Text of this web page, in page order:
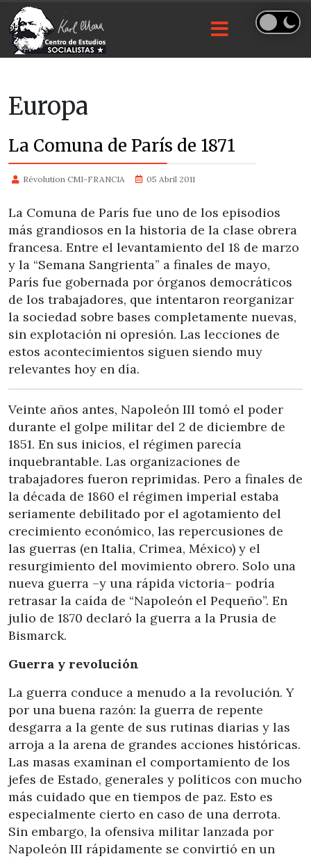
Europa
La Comuna de París de 1871
Révolution CMI-FRANCIA 05 Abril 2011
La Comuna de París fue uno de los episodios
más grandiosos en la historia de la clase obrera
francesa. Entre el levantamiento del 18 de marzo
y la “Semana Sangrienta” a finales de mayo,
París fue gobernada por órganos democráticos
de los trabajadores, que intentaron reorganizar
la sociedad sobre bases completamente nuevas,
sin explotación ni opresión. Las lecciones de
estos acontecimientos siguen siendo muy
relevantes hoy en día.
Veinte años antes, Napoleón III tomó el poder
durante el golpe militar del 2 de diciembre de
1851. En sus inicios, el régimen parecía
inquebrantable. Las organizaciones de
trabajadores fueron reprimidas. Pero a finales de
la década de 1860 el régimen imperial estaba
seriamente debilitado por el agotamiento del
crecimiento económico, las repercusiones de
las guerras (en Italia, Crimea, México) y el
resurgimiento del movimiento obrero. Solo una
nueva guerra –y una rápida victoria– podría
retrasar la caída de “Napoleón el Pequeño”. En
julio de 1870 declaró la guerra a la Prusia de
Bismarck.
Guerra y revolución
La guerra conduce a menudo a la revolución. Y
por una buena razón: la guerra de repente
desgarra a la gente de sus rutinas diarias y las
arroja a la arena de grandes acciones históricas.
Las masas examinan el comportamiento de los
jefes de Estado, generales y políticos con mucho
más cuidado que en tiempos de paz. Esto es
especialmente cierto en caso de una derrota.
Sin embargo, la ofensiva militar lanzada por
Napoleón III rápidamente se convirtió en un